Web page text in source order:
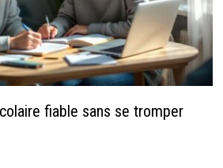
fiable sans se tromper